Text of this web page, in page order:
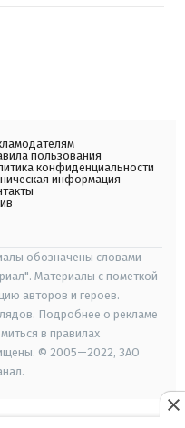
пользования
конфиденциальности
информация
обозначены словами
Материалы с пометкой
авторов и героев.
Подробнее о рекламе
в правилах
© 2005—2022, ЗАО